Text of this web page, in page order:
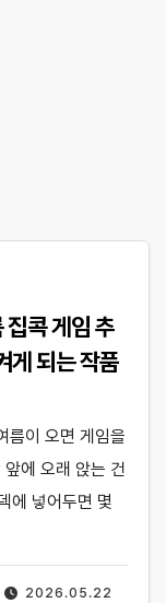
콕 게임 추
게 되는 작품
2026.05.22
름이 오면 게임을
에 오래 앉는 건
에 넣어두면 몇